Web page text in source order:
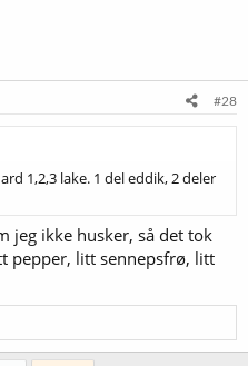
#28
1,2,3 lake. 1 del eddik, 2 deler
jeg ikke husker, så det tok
pepper, litt sennepsfrø, litt